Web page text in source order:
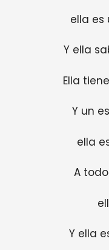
ella es
Y ella
Ella
Y un
ella
A
Y ella